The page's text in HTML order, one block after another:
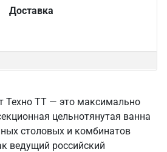
Доставка
Техно ТТ — это максимально
цельнотянутая ванна
столовых и комбинатов
ведущий российский